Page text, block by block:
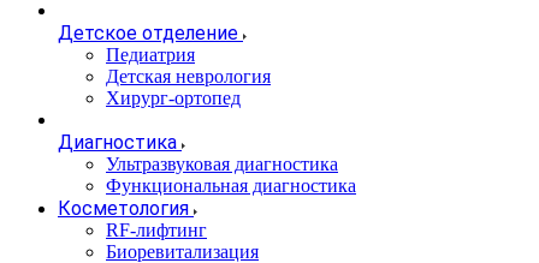
Детское отделение
Педиатрия
Детская неврология
Хирург-ортопед
Диагностика
Ультразвуковая диагностика
Функциональная диагностика
Косметология
RF-лифтинг
Биоревитализация